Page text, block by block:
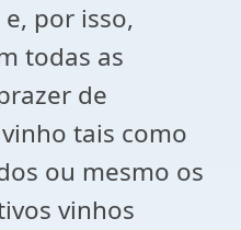
por isso,
todas as
de
tais como
ou mesmo os
vinhos